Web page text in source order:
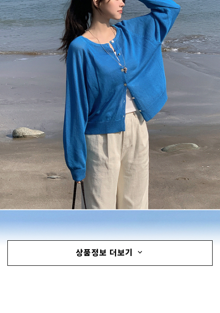
상품정보 더보기